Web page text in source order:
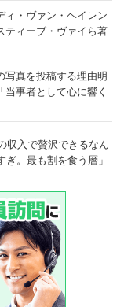
ィ・ヴァン・ヘイレン
ィーブ・ヴァイら著
写真を投稿する理由明
事者として心に響く
収入で贅沢できるなん
。最も割を食う層」